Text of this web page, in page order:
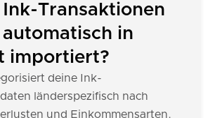
Transaktionen
in
importiert?
deine Ink-
länderspezifisch nach
und Einkommensarten.